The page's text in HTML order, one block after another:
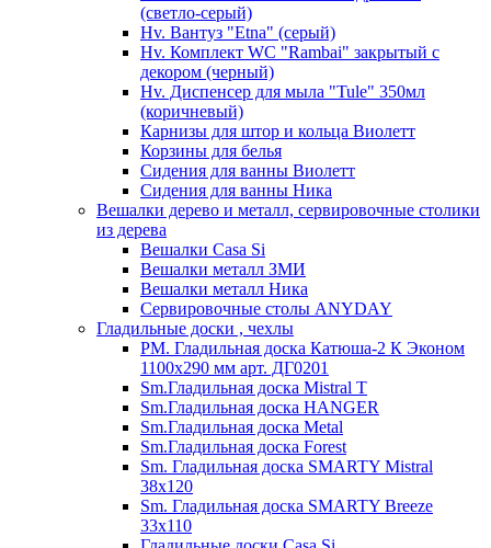
(светло-серый)
Hv. Вантуз "Etna" (серый)
Hv. Комплект WC "Rambai" закрытый с
декором (черный)
Hv. Диспенсер для мыла "Tule" 350мл
(коричневый)
Карнизы для штор и кольца Виолетт
Корзины для белья
Сидения для ванны Виолетт
Сидения для ванны Ника
Вешалки дерево и металл, сервировочные столики
из дерева
Вешалки Casa Si
Вешалки металл ЗМИ
Вешалки металл Ника
Сервировочные столы ANYDAY
Гладильные доски , чехлы
PM. Гладильная доска Катюша-2 К Эконом
1100х290 мм арт. ДГ0201
Sm.Гладильная доска Mistral T
Sm.Гладильная доска HANGER
Sm.Гладильная доска Metal
Sm.Гладильная доска Forest
Sm. Гладильная доска SMARTY Mistral
38x120
Sm. Гладильная доска SMARTY Breeze
33х110